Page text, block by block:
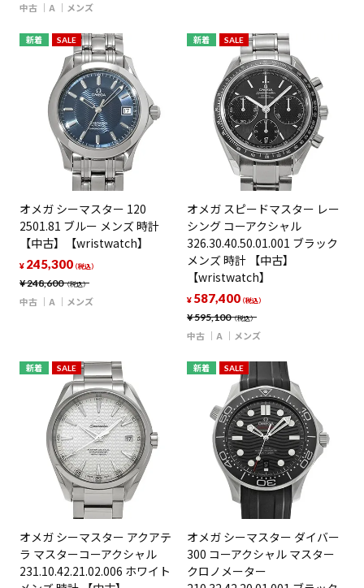
中古 A メンズ
新着 SALE
オメガ シーマスター 120
2501.81 ブルー メンズ 時計
【中古】【wristwatch】
¥248,600（税込）
¥ 245,300（税込）
中古 A メンズ
新着 SALE
オメガ スピードマスター レー
シング コーアクシャル
326.30.40.50.01.001 ブラック
メンズ 時計 【中古】
【wristwatch】
¥595,100（税込）
¥ 587,400（税込）
中古 A メンズ
新着 SALE
オメガ シーマスター アクアテ
ラ マスターコーアクシャル
231.10.42.21.02.006 ホワイト
新着 SALE
オメガ シーマスター ダイバー
300 コーアクシャル マスター
クロノメーター